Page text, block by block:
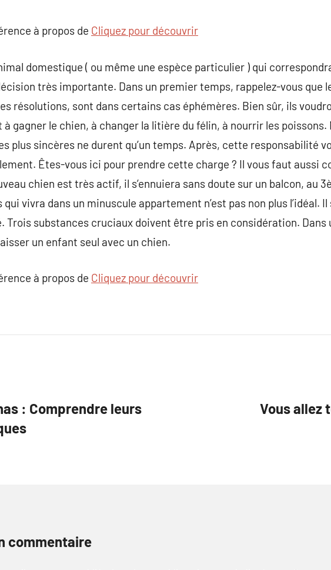
à propos de Cliquez pour découvrir
domestique ( ou même une espèce particulier ) qui
très importante. Dans un premier temps, rappelez-vous que
résolutions, sont dans certains cas éphémères. Bien sûr, ils
à gagner le chien, à changer la litière du félin, à nourrir les
plus sincères ne durent qu’un temps. Après, cette responsabilité
Êtes-vous ici pour prendre cette charge ? Il vous faut aussi
chien est très actif, il s’ennuiera sans doute sur un balcon, au
qui vivra dans un minuscule appartement n’est pas non plus l’idéal.
Trois substances cruciaux doivent être pris en considération. Dans
un enfant seul avec un chien.
à propos de Cliquez pour découvrir
: Comprendre leurs
Vous allez
commentaire